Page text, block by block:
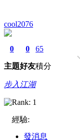
cool2076
0
主題
0
好友
65
積分
步入江湖
經驗:
發消息